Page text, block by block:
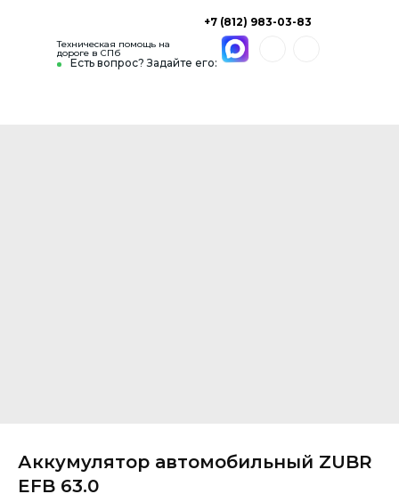
Есть вопрос? Задайте его:
+7 (812) 983-03-83
Техническая помощь на
дороге в СПб
Аккумулятор автомобильный ZUBR
EFB 63.0